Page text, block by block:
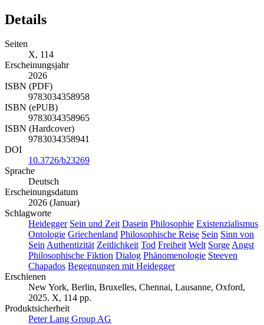
Details
Seiten
X, 114
Erscheinungsjahr
2026
ISBN (PDF)
9783034358958
ISBN (ePUB)
9783034358965
ISBN (Hardcover)
9783034358941
DOI
10.3726/b23269
Sprache
Deutsch
Erscheinungsdatum
2026 (Januar)
Schlagworte
Heidegger Sein und Zeit Dasein Philosophie Existenzialismus
Ontologie Griechenland Philosophische Reise Sein Sinn von
SeinAuthentizität Zeitlichkeit Tod Freiheit Welt SorgeAngst
Philosophische Fiktion Dialog Phänomenologie Steeven
Chapados Begegnungen mit Heidegger
Erschienen
New York, Berlin, Bruxelles, Chennai, Lausanne, Oxford,
2025. X, 114 pp.
Produktsicherheit
Peter Lang Group AG